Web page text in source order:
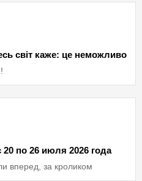
світ каже: це неможливо
по 26 июля 2026 года
вперед, за кроликом